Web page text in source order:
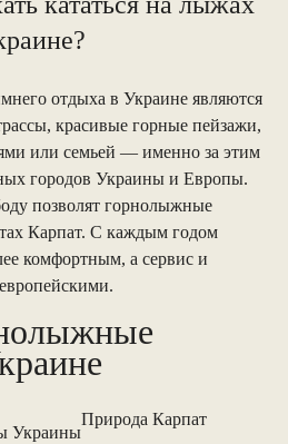
отдыха в Украине являются
красивые горные пейзажи,
или семьей — именно за этим
городов Украины и Европы.
позволят горнолыжные
Карпат. С каждым годом
комфортным, а сервис и
Природа Карпат